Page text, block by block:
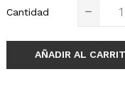
Cantidad
AÑADIR AL